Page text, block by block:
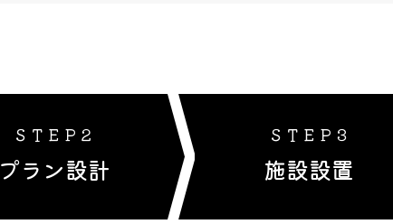
ＳＴＥＰ２
プラン設計
ＳＴＥＰ３
施設設置